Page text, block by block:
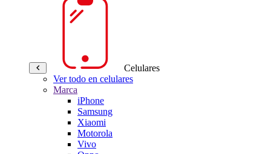
Celulares
Ver todo en celulares
Marca
iPhone
Samsung
Xiaomi
Motorola
Vivo